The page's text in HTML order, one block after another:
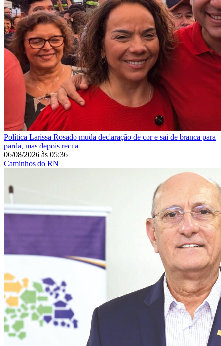
Política Larissa Rosado muda declaração de cor e sai de branca para
parda, mas depois recua
06/08/2026 às 05:36
Caminhos do RN